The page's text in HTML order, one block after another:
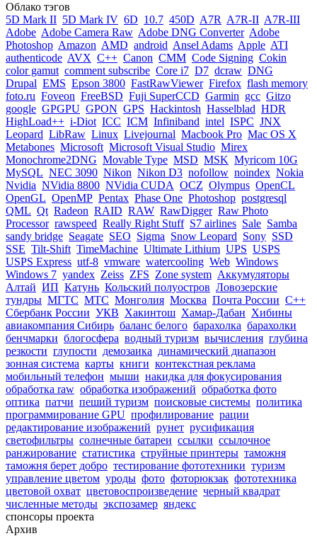
Облако тэгов
5D Mark II 5D Mark IV 6D 10.7 450D A7R A7R-II A7R-III
Adobe Adobe Camera Raw Adobe DNG Converter Adobe
Photoshop Amazon AMD android Ansel Adams Apple ATI
authenticode AVX C++ Canon CMM Code Signing Cokin
color gamut comment subscribe Core i7 D7 dcraw DNG
Drupal EMS Epson 3800 FastRawViewer Firefox flash memory
foto.ru Foveon FreeBSD Fuji SuperCCD Garmin gcc Gitzo
google GPGPU GPON GPS Hackintosh Hasselblad HDR
HighLoad++ i-Diot ICC ICM Infiniband intel ISPC JNX
Leopard LibRaw Linux Livejournal Macbook Pro Mac OS X
Metabones Microsoft Microsoft Visual Studio Mirex
Monochrome2DNG Movable Type MSD MSK Myricom 10G
MySQL NEC 3090 Nikon Nikon D3 nofollow noindex Nokia
Nvidia NVidia 8800 NVidia CUDA OCZ Olympus OpenCL
OpenGL OpenMP Pentax Phase One Photoshop postgresql
QML Qt Radeon RAID RAW RawDigger Raw Photo
Processor rawspeed Really Right Stuff S7 airlines Sale Samba
sandy bridge Seagate SEO Sigma Snow Leopard Sony SSD
SSE Tilt-Shift TimeMachine Ultimate Lithium UPS USPS
USPS Express utf-8 vmware watercooling Web Windows
Windows 7 yandex Zeiss ZFS Zone system Аккумуляторы
Алтай ИП Катунь Кольский полуостров Ловозерские
тундры МГТС МТС Монголия Москва Почта России С++
Сбербанк России УКВ Хакинтош Хамар-Дабан Хибины
авиакомпания Сибирь баланс белого барахолка барахолки
бенчмарки блогосфера водный туризм вычисления глубина
резкости глупости демозаика динамический диапазон
зонная система карты книги контекстная реклама
мобильный телефон мыши накидка для фокусирования
обработка raw обработка изображений обработка фото
оптика патчи пеший туризм поисковые системы политика
программирование GPU профилирование рации
редактирование изображений рунет русификация
светофильтры солнечные батареи ссылки ссылочное
ранжирование статистика струйные принтеры таможня
таможня берет добро тестирование фототехники туризм
управление цветом уроды фото фоторюкзак фототехника
цветовой охват цветовоспроизведение черный квадрат
численные методы экспозамер яндекс
спонсоры проекта
Архив